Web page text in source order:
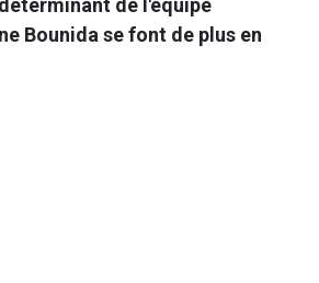
de l'équipe
Bounida se font de plus en